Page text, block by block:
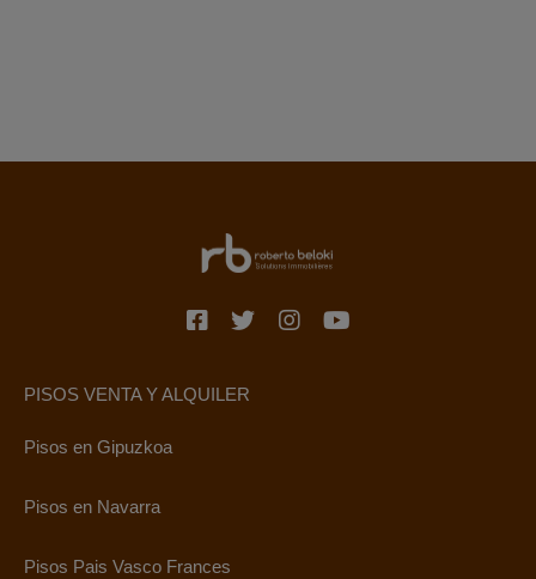
PISOS VENTA Y ALQUILER
Pisos en Gipuzkoa
Pisos en Navarra
Pisos Pais Vasco Frances